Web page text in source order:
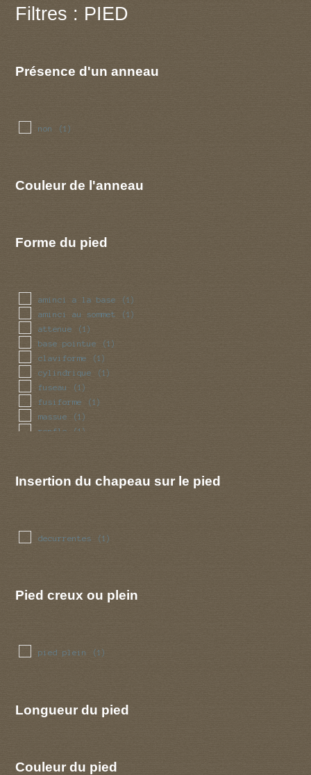
Filtres : PIED
Présence d'un anneau
non (1)
Couleur de l'anneau
Forme du pied
aminci a la base (1)
aminci au sommet (1)
attenue (1)
base pointue (1)
claviforme (1)
cylindrique (1)
fuseau (1)
fusiforme (1)
massue (1)
renfle (1)
Insertion du chapeau sur le pied
decurrentes (1)
Pied creux ou plein
pied plein (1)
Longueur du pied
Couleur du pied